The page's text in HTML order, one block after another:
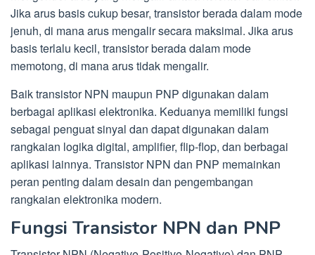
Jika arus basis cukup besar, transistor berada dalam mode
jenuh, di mana arus mengalir secara maksimal. Jika arus
basis terlalu kecil, transistor berada dalam mode
memotong, di mana arus tidak mengalir.
Baik transistor NPN maupun PNP digunakan dalam
berbagai aplikasi elektronika. Keduanya memiliki fungsi
sebagai penguat sinyal dan dapat digunakan dalam
rangkaian logika digital, amplifier, flip-flop, dan berbagai
aplikasi lainnya. Transistor NPN dan PNP memainkan
peran penting dalam desain dan pengembangan
rangkaian elektronika modern.
Fungsi Transistor NPN dan PNP